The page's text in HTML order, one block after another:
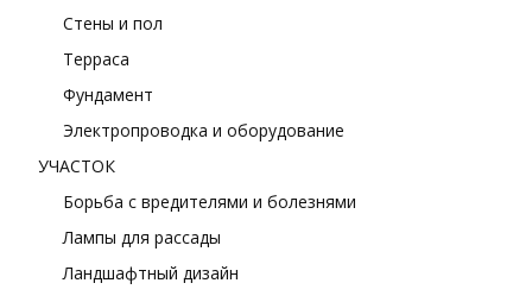
Стены и пол
Терраса
Фундамент
Электропроводка и оборудование
УЧАСТОК
Борьба с вредителями и болезнями
Лампы для рассады
Ландшафтный дизайн